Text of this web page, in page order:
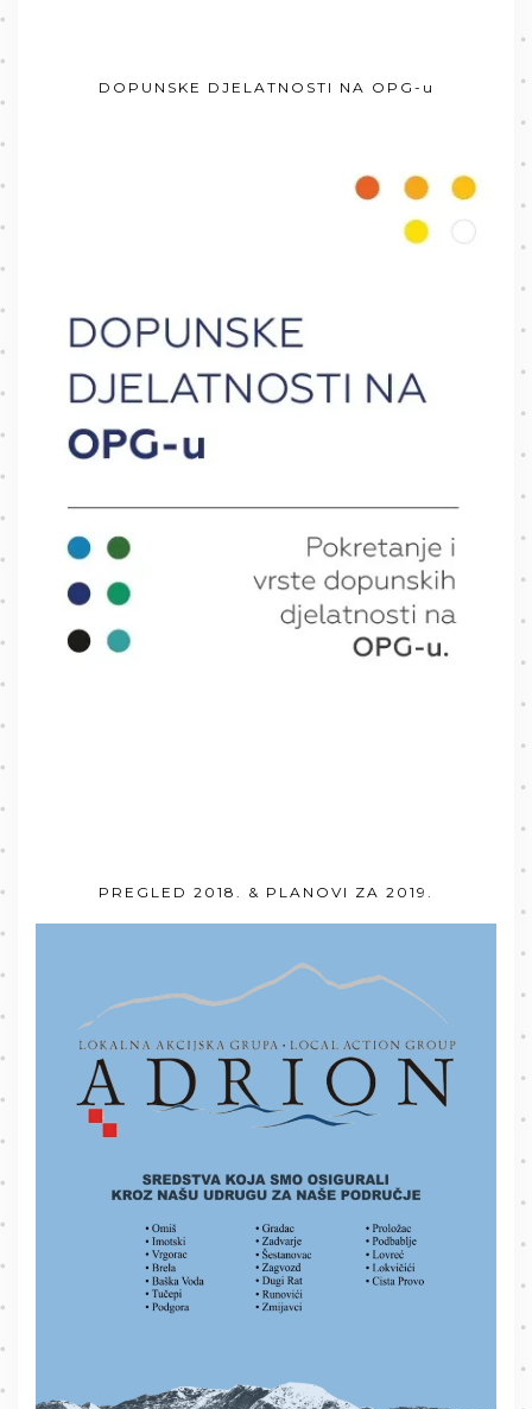
DOPUNSKE DJELATNOSTI NA OPG-u
PREGLED 2018. & PLANOVI ZA 2019.